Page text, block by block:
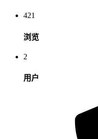
421
浏览
2
用户